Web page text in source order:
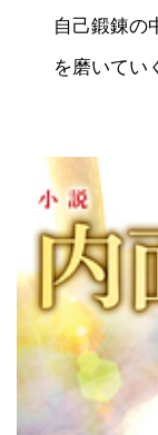
自己鍛錬の
を磨いてい